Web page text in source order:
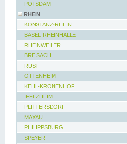
POTSDAM
RHEIN
KONSTANZ-RHEIN
BASEL-RHEINHALLE
RHEINWEILER
BREISACH
RUST
OTTENHEIM
KEHL-KRONENHOF
IFFEZHEIM
PLITTERSDORF
MAXAU
PHILIPPSBURG
SPEYER